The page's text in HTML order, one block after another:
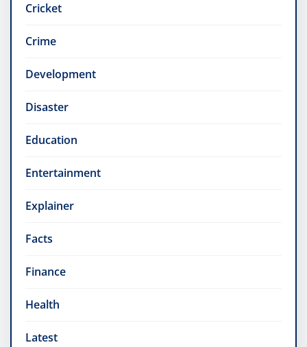
Cricket
Crime
Development
Disaster
Education
Entertainment
Explainer
Facts
Finance
Health
Latest